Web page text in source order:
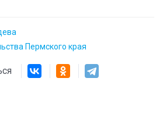
Пермского края